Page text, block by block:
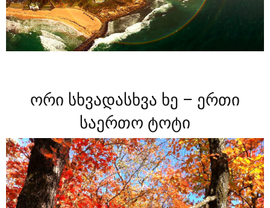
ორი სხვადასხვა ხე – ერთი
საერთო ტოტი